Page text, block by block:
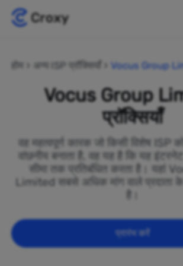
होम अन्य ISP प्रॉक्सियाँ Vocus Group
Vocus Group
प्रॉक्सियाँ
वह महत्वपूर्ण कारक जो किसी विशेष ISP
वांछनीय बनाता है, वह यह है कि यह
सीमा तक प्रतिबंधित करता है। यहां
Limited सबसे अधिक मांग वाले प्रदाता
प्रारंभ करें